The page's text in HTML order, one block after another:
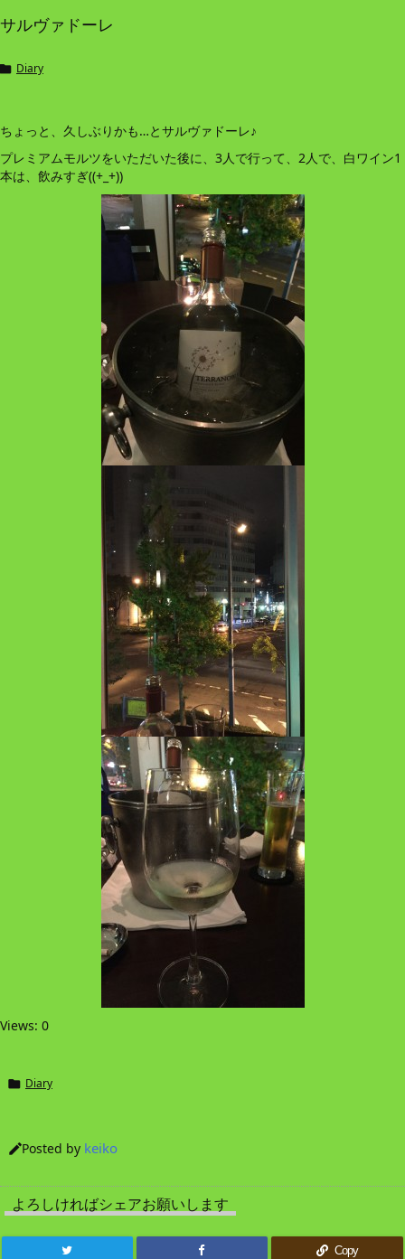
サルヴァドーレ
Diary
ちょっと、久しぶりかも…とサルヴァドーレ♪
プレミアムモルツをいただいた後に、3人で行って、2人で、白ワイン1
本は、飲みすぎ((+_+))
Views: 0
 Diary
Posted by keiko
よろしければシェアお願いします
Copy